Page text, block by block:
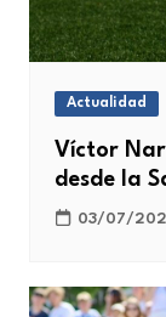
Actualidad
Víctor
desde la
03/07/